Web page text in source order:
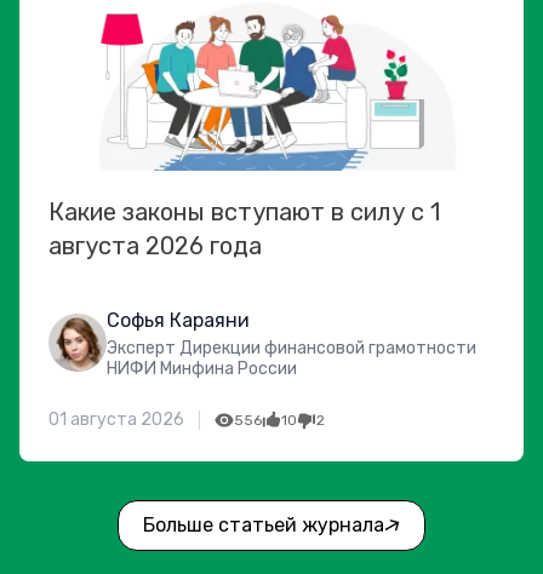
Какие законы вступают в силу с 1
августа 2026 года
Софья Караяни
Эксперт Дирекции финансовой грамотности
НИФИ Минфина России
01 августа 2026 556 10 2
Больше статьей журнала